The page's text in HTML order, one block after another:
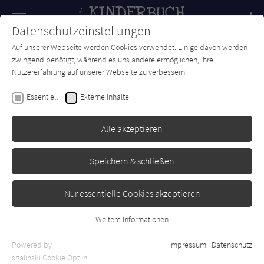
SUCHE Forum Charts Newsletter
Kristen Perrin
Standard
Alle Altersgruppen anzeigen
Datenschutzeinstellungen
Auf unserer Webseite werden Cookies verwendet. Einige davon werden
zwingend benötigt, während es uns andere ermöglichen, Ihre
Nutzererfahrung auf unserer Webseite zu verbessern.
Essentiell Externe Inhalte
Alle akzeptieren
Speichern & schließen
Nur essentielle Cookies akzeptieren
Essentielle Cookies werden für grundlegende Funktionen der
Webseite benötigt. Dadurch ist gewährleistet, dass die Webseite
Weitere Informationen
Powered by
sgalinski Cookie Opt In
Impressum | Datenschutz